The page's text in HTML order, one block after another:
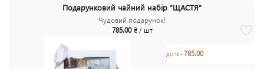
Подарунковий чайний набір “ЩАСТЯ”
Чудовий подарунок!
785.00 ₴ / шт
ДО 10 –785.00